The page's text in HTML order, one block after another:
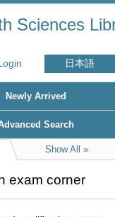
Sciences
日本語
Newly Arrived
Search
Show All
exam corner